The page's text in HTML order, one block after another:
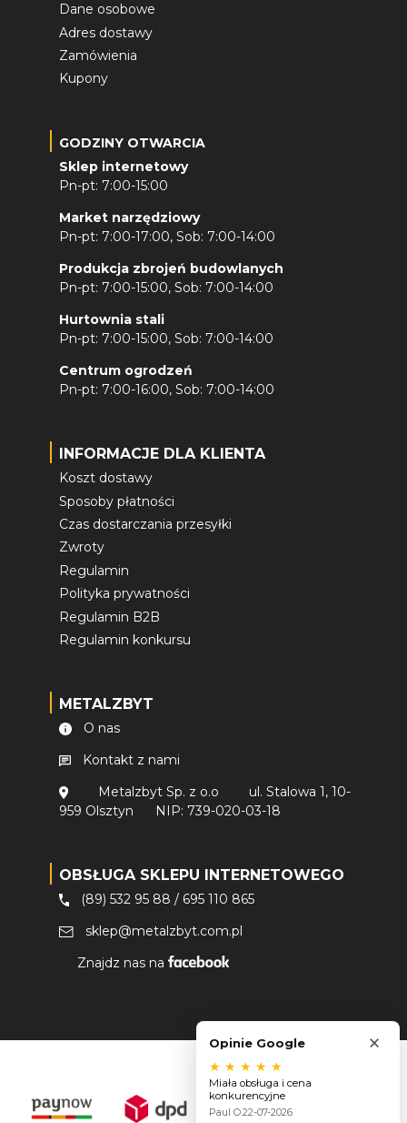
Dane osobowe
Adres dostawy
Zamówienia
Kupony
GODZINY OTWARCIA
Sklep internetowy
Pn-pt: 7:00-15:00
Market narzędziowy
Pn-pt: 7:00-17:00, Sob: 7:00-14:00
Produkcja zbrojeń budowlanych
Pn-pt: 7:00-15:00, Sob: 7:00-14:00
Hurtownia stali
Pn-pt: 7:00-15:00, Sob: 7:00-14:00
Centrum ogrodzeń
Pn-pt: 7:00-16:00, Sob: 7:00-14:00
INFORMACJE DLA KLIENTA
Koszt dostawy
Sposoby płatności
Czas dostarczania przesyłki
Zwroty
Regulamin
Polityka prywatności
Regulamin B2B
Regulamin konkursu
METALZBYT
O nas
Kontakt z nami
Metalzbyt Sp. z o.o
ul. Stalowa 1, 10-
959 Olsztyn
NIP: 739-020-03-18
OBSŁUGA SKLEPU INTERNETOWEGO
(89) 532 95 88 / 695 110 865
sklep@metalzbyt.com.pl
Znajdz nas na
Opinie Google ×
★ ★ ★ ★ ★
Miała obsługa i cena
konkurencyjne
Paul O.22-07-2026